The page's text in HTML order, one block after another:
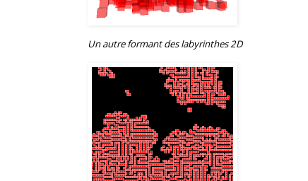
Un autre formant des labyrinthes 2D